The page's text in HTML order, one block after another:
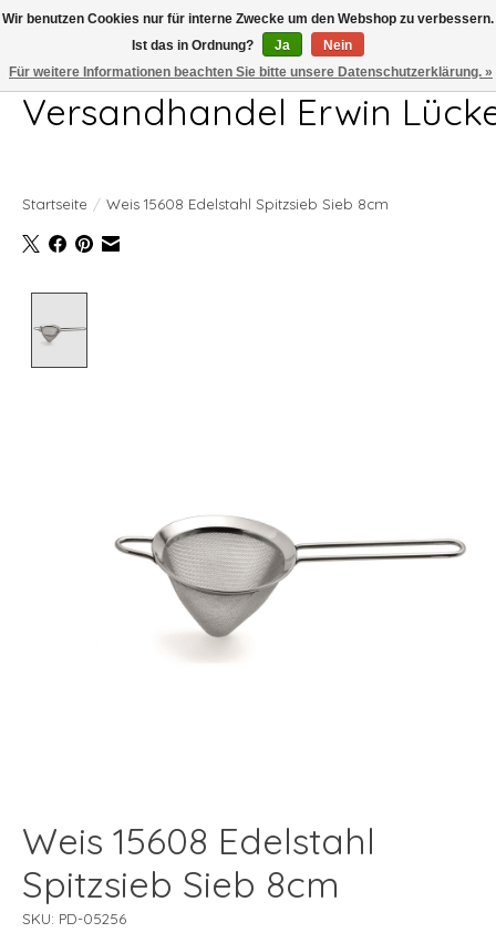
Telefon 04407 715872 MO-DO 7.00-17.00Uhr FR 7.00-13.00Uhr
Versandhandel Erwin
Startseite / Weis 15608 Edelstahl Spitzsieb Sieb 8cm
Weis 15608 Edelstahl
Spitzsieb Sieb 8cm
SKU: PD-05256
Wir benutzen Cookies nur für interne Zwecke um den Webshop zu verbessern.
Ist das in Ordnung?
Ja
Nein
Für weitere Informationen beachten Sie bitte unsere Datenschutzerklärung. »